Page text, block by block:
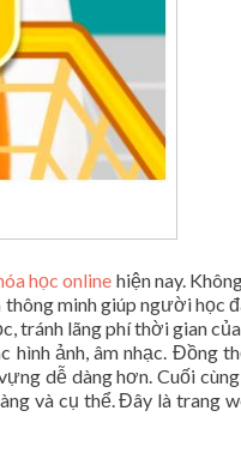
học online hiện nay.
minh giúp người học
tránh lãng phí thời gian
hình ảnh, âm nhạc. Đồng
dễ dàng hơn. Cuối
và cụ thể. Đây là trang